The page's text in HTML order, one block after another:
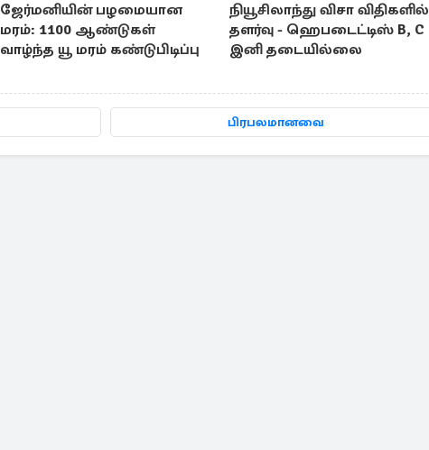
ஜேர்மனியின் பழமையான
மரம்: 1100 ஆண்டுகள்
வாழ்ந்த யூ மரம் கண்டுபிடிப்பு
நியூசிலாந்து விசா விதிகளில்
தளர்வு - ஹெபடைட்டிஸ் B, C
இனி தடையில்லை
பிரபலமானவை